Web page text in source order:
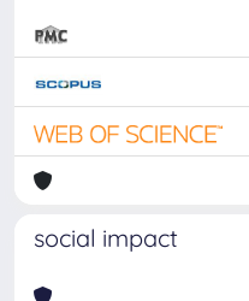
social impact